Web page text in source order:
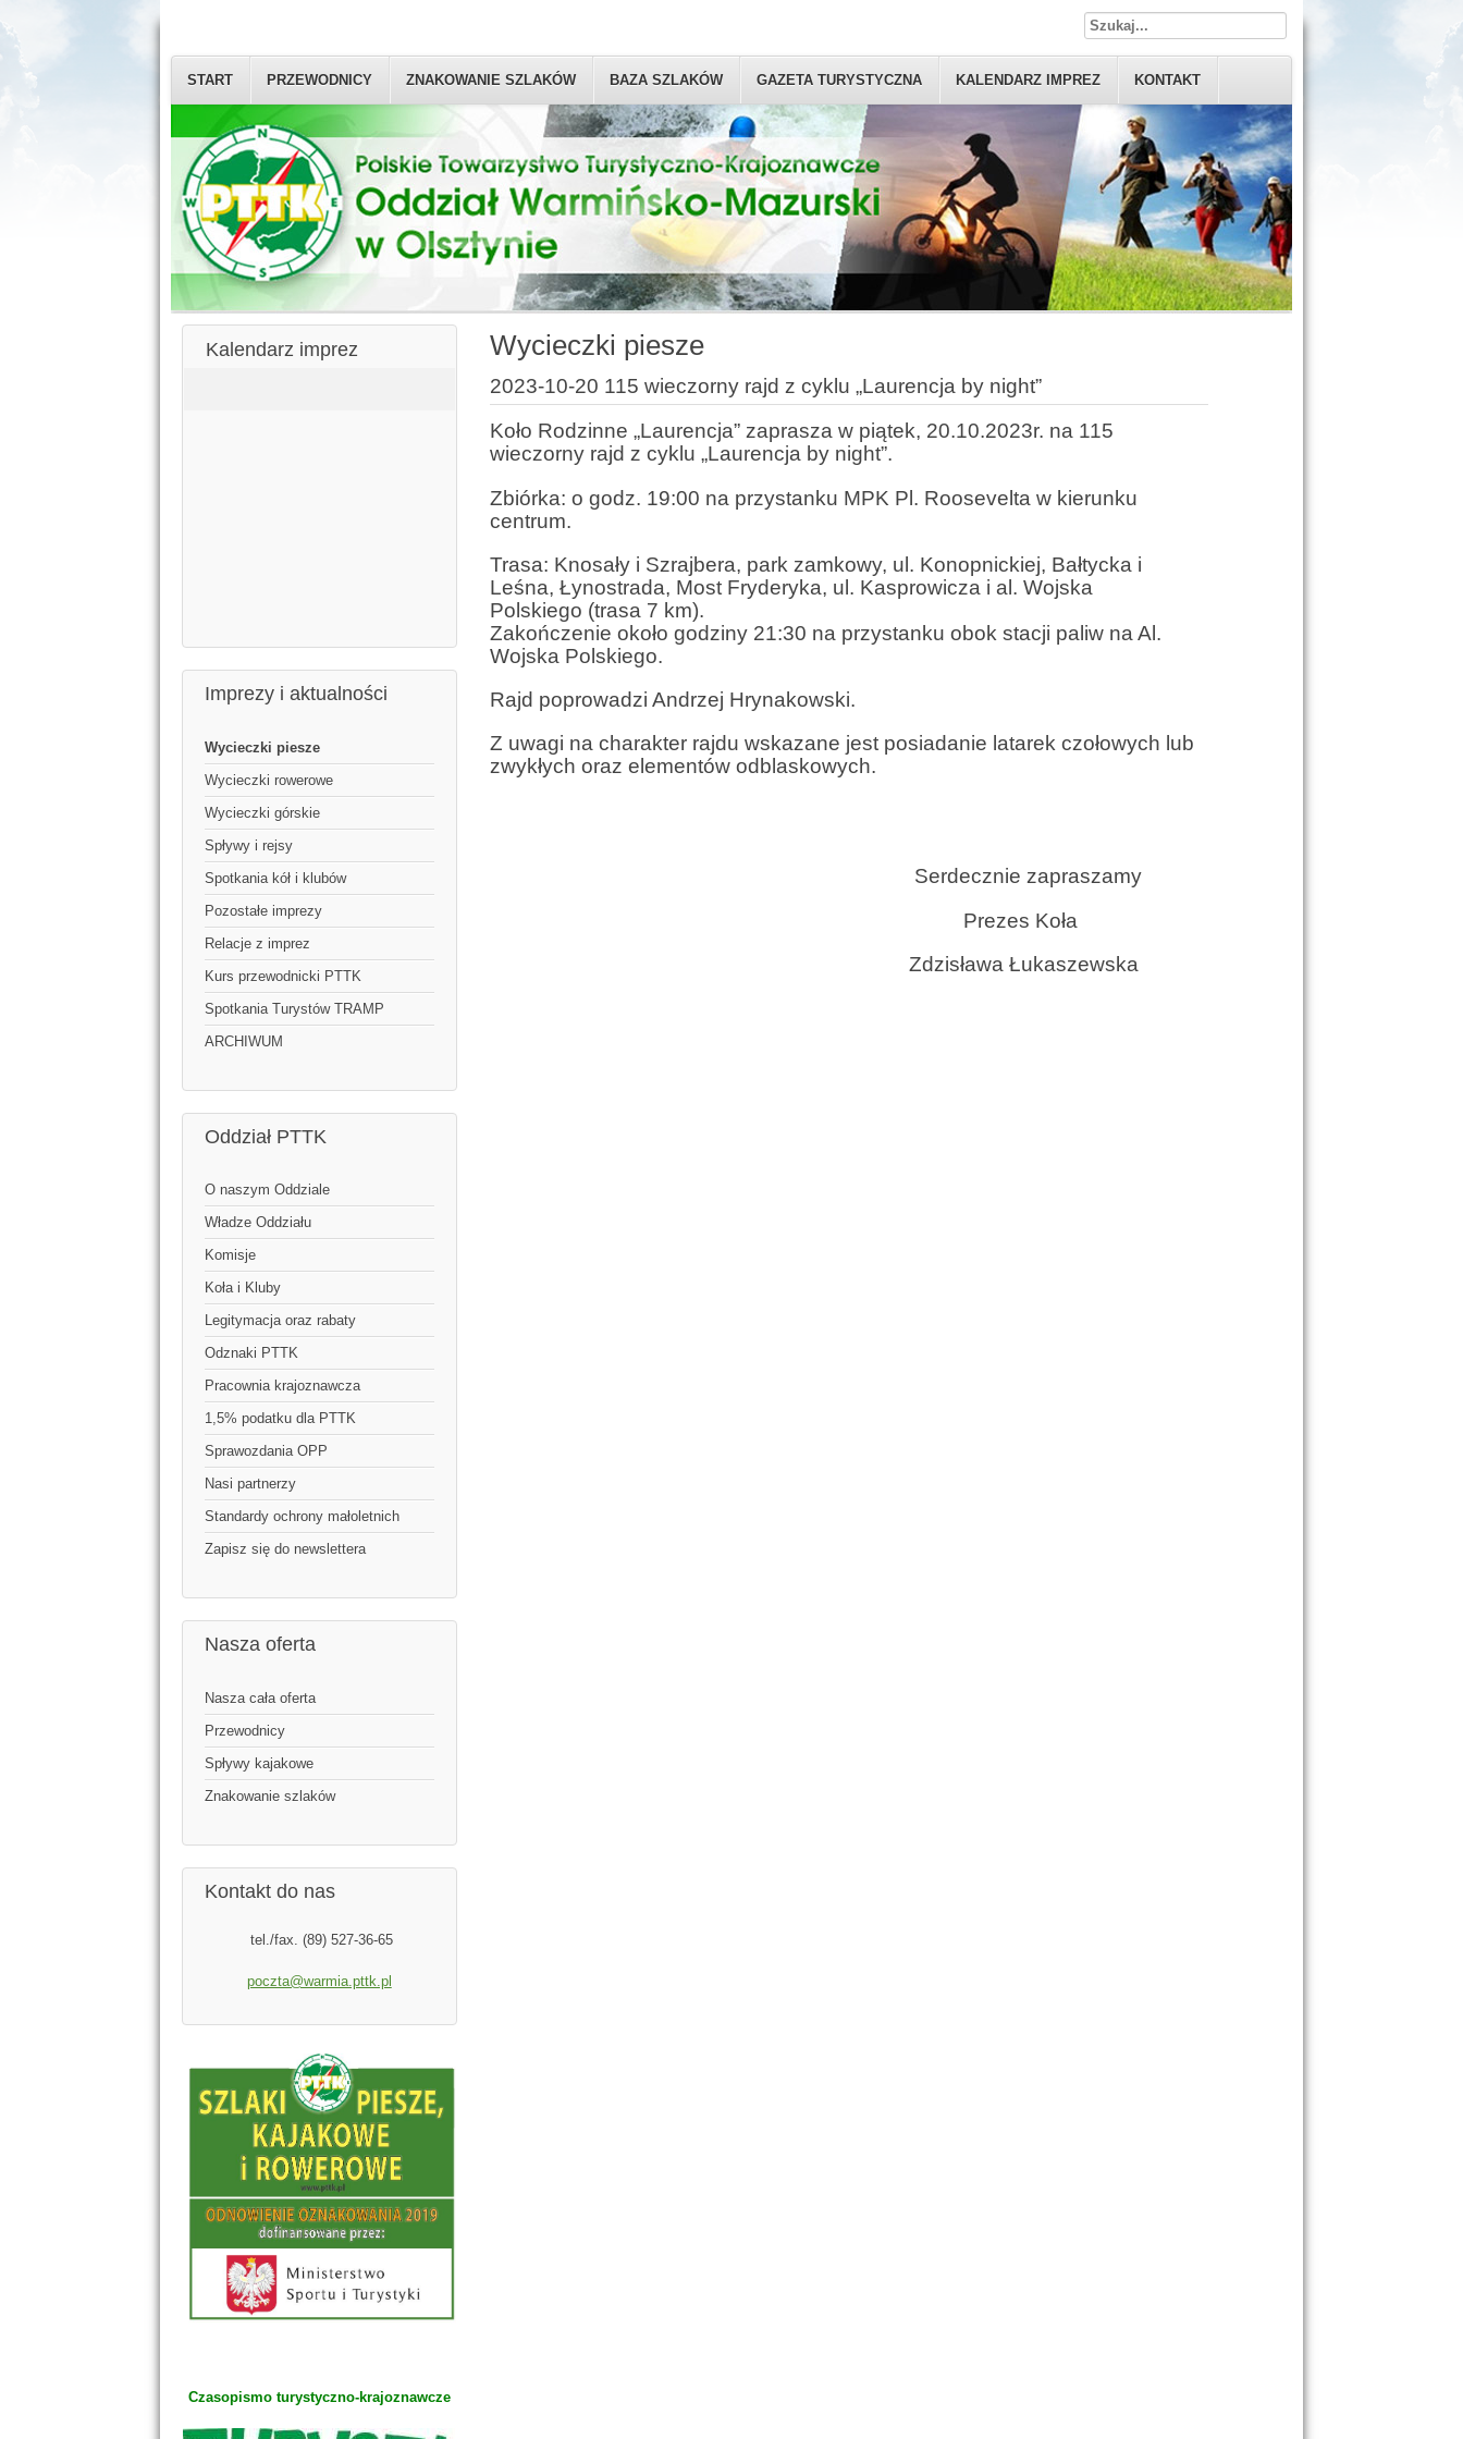
START PRZEWODNICY ZNAKOWANIE SZLAKÓW BAZA SZLAKÓW GAZETA TURYSTYCZNA KALENDARZ IMPREZ KONTAKT
Kalendarz imprez
Imprezy i aktualności
Wycieczki piesze
Wycieczki rowerowe
Wycieczki górskie
Spływy i rejsy
Spotkania kół i klubów
Pozostałe imprezy
Relacje z imprez
Kurs przewodnicki PTTK
Spotkania Turystów TRAMP
ARCHIWUM
Oddział PTTK
O naszym Oddziale
Władze Oddziału
Komisje
Koła i Kluby
Legitymacja oraz rabaty
Odznaki PTTK
Pracownia krajoznawcza
1,5% podatku dla PTTK
Sprawozdania OPP
Nasi partnerzy
Standardy ochrony małoletnich
Zapisz się do newslettera
Nasza oferta
Nasza cała oferta
Przewodnicy
Spływy kajakowe
Znakowanie szlaków
Kontakt do nas
tel./fax. (89) 527-36-65
poczta@warmia.pttk.pl
Czasopismo turystyczno-krajoznawcze
Wycieczki piesze
2023-10-20 115 wieczorny rajd z cyklu „Laurencja by night”
Koło Rodzinne „Laurencja” zaprasza w piątek, 20.10.2023r. na 115
wieczorny rajd z cyklu „Laurencja by night”.
Zbiórka: o godz. 19:00 na przystanku MPK Pl. Roosevelta w kierunku
centrum.
Trasa: Knosały i Szrajbera, park zamkowy, ul. Konopnickiej, Bałtycka i
Leśna, Łynostrada, Most Fryderyka, ul. Kasprowicza i al. Wojska
Polskiego (trasa 7 km).
Zakończenie około godziny 21:30 na przystanku obok stacji paliw na Al.
Wojska Polskiego.
Rajd poprowadzi Andrzej Hrynakowski.
Z uwagi na charakter rajdu wskazane jest posiadanie latarek czołowych lub
zwykłych oraz elementów odblaskowych.
Serdecznie zapraszamy
Prezes Koła
Zdzisława Łukaszewska